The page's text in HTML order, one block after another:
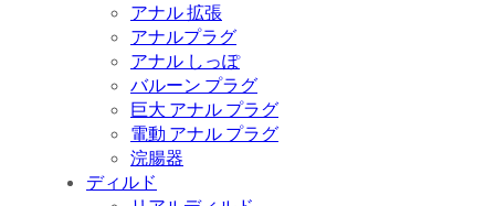
アナル 拡張
アナルプラグ
アナル しっぽ
バルーン プラグ
巨大 アナル プラグ
電動 アナル プラグ
浣腸器
ディルド